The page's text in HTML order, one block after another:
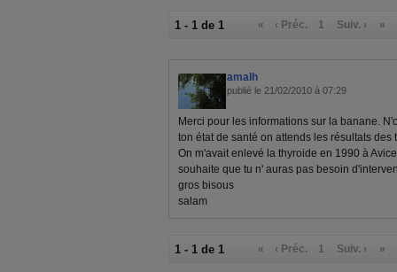
1 - 1 de 1 « ‹ Préc. 1 Suiv. › »
amalh
publié le 21/02/2010 à 07:29
Merci pour les informations sur la banane.
ton état de santé on attends les résultats des
On m'avait enlevé la thyroide en 1990 à
souhaite que tu n' auras pas besoin
gros bisous
salam
1 - 1 de 1 « ‹ Préc. 1 Suiv. › »